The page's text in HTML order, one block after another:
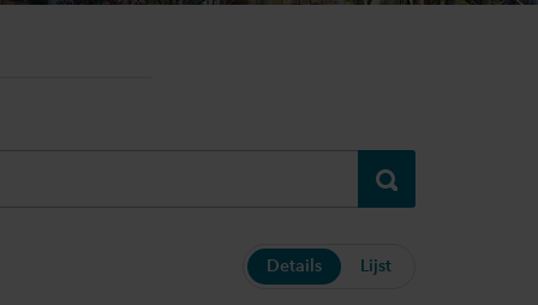
Verzenden
Details Lijst